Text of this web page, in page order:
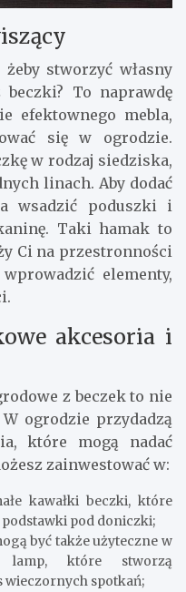
stworzyć własny
To naprawdę
efektownego mebla,
się w ogrodzie.
w rodzaj siedziska,
linach. Aby dodać
wsadzić poduszki i
Taki hamak to
Ci na przestronności
elementy,
akcesoria i
z beczek to nie
ogrodzie przydadzą
które mogą nadać
zainwestować w:
kawałki beczki, które
pod doniczki;
być także użyteczne w
lamp, które stworzą
wieczornych spotkań;